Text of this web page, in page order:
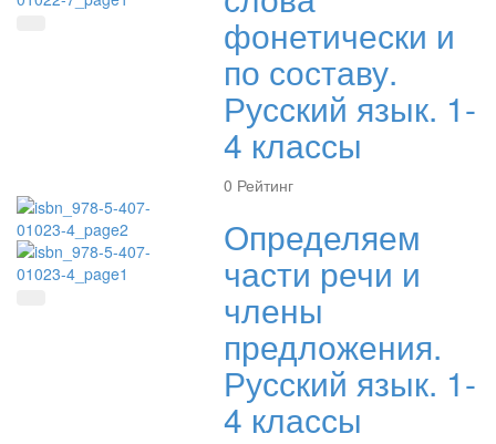
фонетически и
по составу.
Русский язык. 1-
4 классы
0 Рейтинг
Определяем
части речи и
члены
предложения.
Русский язык. 1-
4 классы